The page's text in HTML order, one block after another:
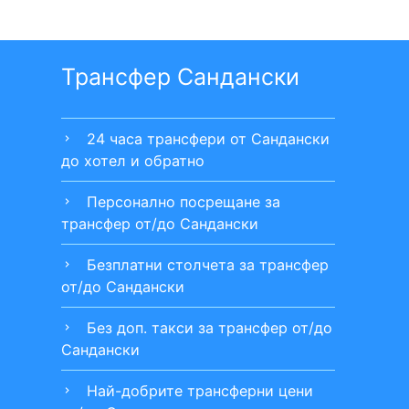
Трансфер Сандански
chevron_right
24 часа трансфери от Сандански
до хотел и обратно
chevron_right
Персонално посрещане за
трансфер от/до Сандански
chevron_right
Безплатни столчета за трансфер
от/до Сандански
chevron_right
Без доп. такси за трансфер от/до
Сандански
chevron_right
Най-добрите трансферни цени